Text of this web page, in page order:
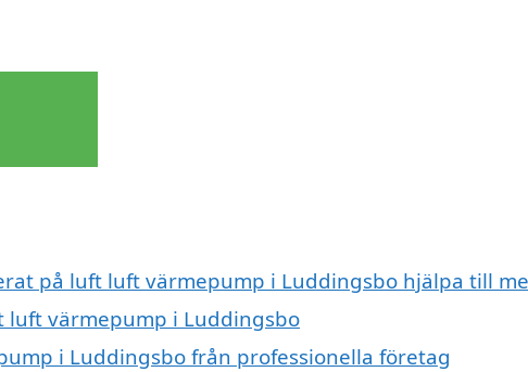
på luft luft värmepump i Luddingsbo hjälpa till
värmepump i Luddingsbo
i Luddingsbo från professionella företag